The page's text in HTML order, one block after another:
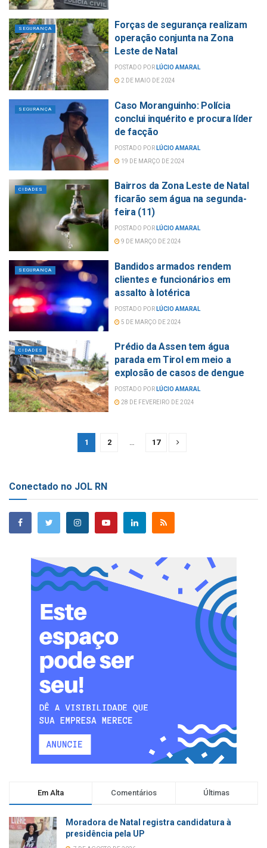
SEGURANÇA
Forças de segurança realizam
operação conjunta na Zona
Leste de Natal
POSTADO POR LÚCIO AMARAL
2 DE MAIO DE 2024
SEGURANÇA
Caso Moranguinho: Polícia
conclui inquérito e procura líder
de facção
POSTADO POR LÚCIO AMARAL
19 DE MARÇO DE 2024
CIDADES
Bairros da Zona Leste de Natal
ficarão sem água na segunda-
feira (11)
POSTADO POR LÚCIO AMARAL
9 DE MARÇO DE 2024
SEGURANÇA
Bandidos armados rendem
clientes e funcionários em
assalto à lotérica
POSTADO POR LÚCIO AMARAL
5 DE MARÇO DE 2024
CIDADES
Prédio da Assen tem água
parada em Tirol em meio a
explosão de casos de dengue
POSTADO POR LÚCIO AMARAL
28 DE FEVEREIRO DE 2024
1 2 17
Conectado no JOL RN
Em Alta Comentários Últimas
Moradora de Natal registra candidatura à
presidência pela UP